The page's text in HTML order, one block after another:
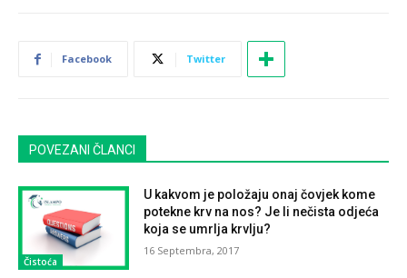
Facebook Twitter
POVEZANI ČLANCI
Čistoća
U kakvom je položaju onaj čovjek kome
potekne krv na nos? Je li nečista odjeća
koja se umrlja krvlju?
16 Septembra, 2017